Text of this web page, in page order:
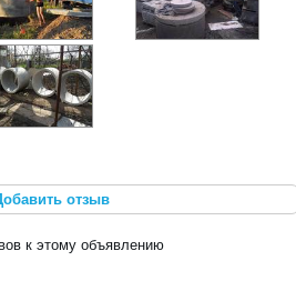
отзыв
к этому объявлению